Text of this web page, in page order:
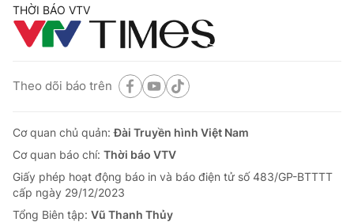
THỜI BÁO VTV
Theo dõi báo trên
Cơ quan chủ quản:Đài Truyền hình Việt Nam
Cơ quan báo chí: Thời báo VTV
Giấy phép hoạt động báo in và báo điện tử số 483/GP-BTTTT
cấp ngày 29/12/2023
Tổng Biên tập: Vũ Thanh Thủy